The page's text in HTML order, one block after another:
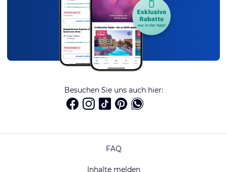
Besuchen Sie uns auch hier:
FAQ
Inhalte melden